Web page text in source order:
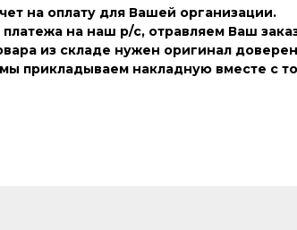
на оплату для Вашей организации.
на наш р/с, отравляем Ваш
из складе нужен оригинал
прикладываем накладную вместе с